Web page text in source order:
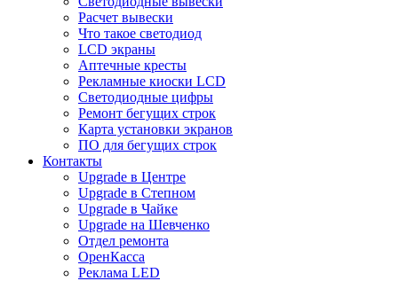
Расчет вывески
Что такое светодиод
LCD экраны
Аптечные кресты
Рекламные киоски LCD
Светодиодные цифры
Ремонт бегущих строк
Карта установки экранов
ПО для бегущих строк
Контакты
Upgrade в Центре
Upgrade в Степном
Upgrade в Чайке
Upgrade на Шевченко
Отдел ремонта
ОренКасса
Реклама LED